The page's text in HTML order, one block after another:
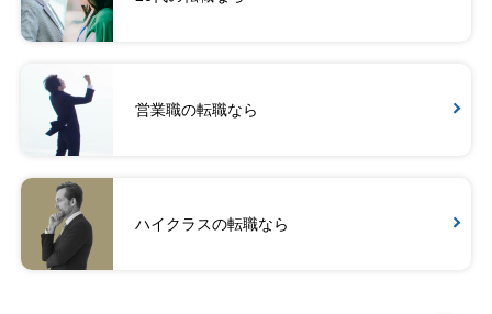
営業職の転職なら
ハイクラスの転職なら